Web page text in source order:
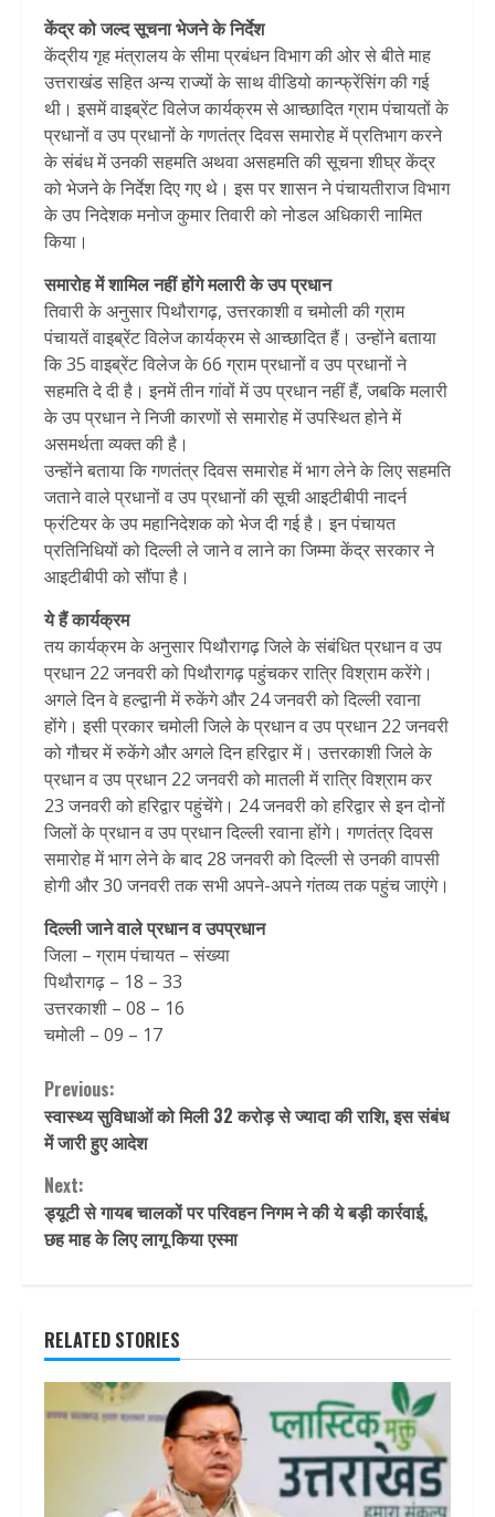
केंद्र को जल्द सूचना भेजने के निर्देश
केंद्रीय गृह मंत्रालय के सीमा प्रबंधन विभाग की ओर से बीते माह
उत्तराखंड सहित अन्य राज्यों के साथ वीडियो कान्फ्रेंसिंग की गई
थी। इसमें वाइब्रेंट विलेज कार्यक्रम से आच्छादित ग्राम पंचायतों के
प्रधानों व उप प्रधानों के गणतंत्र दिवस समारोह में प्रतिभाग करने
के संबंध में उनकी सहमति अथवा असहमति की सूचना शीघ्र केंद्र
को भेजने के निर्देश दिए गए थे। इस पर शासन ने पंचायतीराज विभाग
के उप निदेशक मनोज कुमार तिवारी को नोडल अधिकारी नामित
किया।
समारोह में शामिल नहीं होंगे मलारी के उप प्रधान
तिवारी के अनुसार पिथौरागढ़, उत्तरकाशी व चमोली की ग्राम
पंचायतें वाइब्रेंट विलेज कार्यक्रम से आच्छादित हैं। उन्होंने बताया
कि 35 वाइब्रेंट विलेज के 66 ग्राम प्रधानों व उप प्रधानों ने
सहमति दे दी है। इनमें तीन गांवों में उप प्रधान नहीं हैं, जबकि मलारी
के उप प्रधान ने निजी कारणों से समारोह में उपस्थित होने में
असमर्थता व्यक्त की है।
उन्होंने बताया कि गणतंत्र दिवस समारोह में भाग लेने के लिए सहमति
जताने वाले प्रधानों व उप प्रधानों की सूची आइटीबीपी नादर्न
फ्रंटियर के उप महानिदेशक को भेज दी गई है। इन पंचायत
प्रतिनिधियों को दिल्ली ले जाने व लाने का जिम्मा केंद्र सरकार ने
आइटीबीपी को सौंपा है।
ये हैं कार्यक्रम
तय कार्यक्रम के अनुसार पिथौरागढ़ जिले के संबंधित प्रधान व उप
प्रधान 22 जनवरी को पिथौरागढ़ पहुंचकर रात्रि विश्राम करेंगे।
अगले दिन वे हल्द्वानी में रुकेंगे और 24 जनवरी को दिल्ली रवाना
होंगे। इसी प्रकार चमोली जिले के प्रधान व उप प्रधान 22 जनवरी
को गौचर में रुकेंगे और अगले दिन हरिद्वार में। उत्तरकाशी जिले के
प्रधान व उप प्रधान 22 जनवरी को मातली में रात्रि विश्राम कर
23 जनवरी को हरिद्वार पहुंचेंगे। 24 जनवरी को हरिद्वार से इन दोनों
जिलों के प्रधान व उप प्रधान दिल्ली रवाना होंगे। गणतंत्र दिवस
समारोह में भाग लेने के बाद 28 जनवरी को दिल्ली से उनकी वापसी
होगी और 30 जनवरी तक सभी अपने-अपने गंतव्य तक पहुंच जाएंगे।
दिल्ली जाने वाले प्रधान व उपप्रधान
जिला – ग्राम पंचायत – संख्या
पिथौरागढ़ – 18 – 33
उत्तरकाशी – 08 – 16
चमोली – 09 – 17
Continue
Reading
Previous:
स्वास्थ्य सुविधाओं को मिली 32 करोड़ से ज्यादा की राशि, इस संबंध
में जारी हुए आदेश
Next:
ड्यूटी से गायब चालकों पर परिवहन निगम ने की ये बड़ी कार्रवाई,
छह माह के लिए लागू किया एस्मा
RELATED STORIES